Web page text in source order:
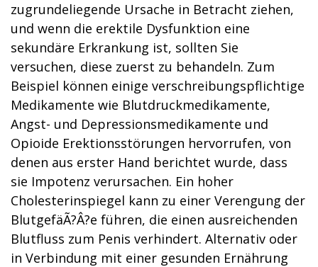
zugrundeliegende Ursache in Betracht ziehen,
und wenn die erektile Dysfunktion eine
sekundäre Erkrankung ist, sollten Sie
versuchen, diese zuerst zu behandeln. Zum
Beispiel können einige verschreibungspflichtige
Medikamente wie Blutdruckmedikamente,
Angst- und Depressionsmedikamente und
Opioide Erektionsstörungen hervorrufen, von
denen aus erster Hand berichtet wurde, dass
sie Impotenz verursachen. Ein hoher
Cholesterinspiegel kann zu einer Verengung der
BlutgefäÃ?Â?e führen, die einen ausreichenden
Blutfluss zum Penis verhindert. Alternativ oder
in Verbindung mit einer gesunden Ernährung